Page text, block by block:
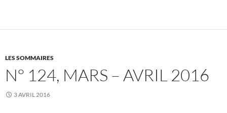
LES SOMMAIRES
N° 124, MARS – AVRIL 2016
3 AVRIL 2016